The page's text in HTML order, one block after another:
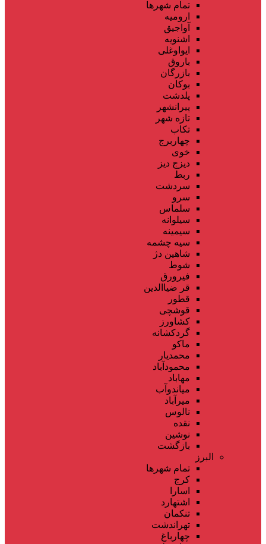
تمام شهر‌ها
ارومیه
آواجیق
اشنویه
ایواوغلی
باروق
بازرگان
بوکان
پلدشت
پیرانشهر
تازه شهر
تکاب
چهاربرج
خوی
دیزج دیز
ربط
سردشت
سرو
سلماس
سیلوانه
سیمینه
سیه چشمه
شاهین دژ
شوط
فیرورق
قر ضیاالدین
قطور
قوشچی
کشاورز
گردکشانه
ماکو
محمدیار
محمودآباد
مهاباد
میاندوآب
میرآباد
نالوس
نقده
نوشین
بازگشت
البرز
تمام شهر‌ها
کرج
اسارا
اشتهارد
تنکمان
تهراندشت
چهارباغ